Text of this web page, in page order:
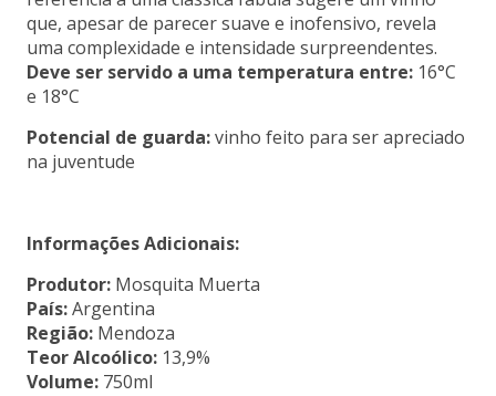
que, apesar de parecer suave e inofensivo, revela
uma complexidade e intensidade surpreendentes.
Deve ser servido a uma temperatura entre: 16°C
e 18°C
Potencial de guarda:vinho feito para ser apreciado
na juventude
Informações Adicionais:
Produtor: Mosquita Muerta
País:Argentina
Região: Mendoza
Teor Alcoólico: 13,9%
Volume: 750ml